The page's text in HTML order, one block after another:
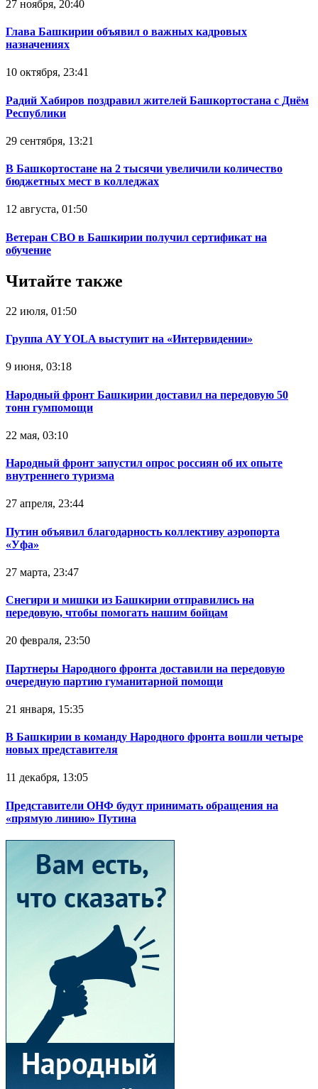
27 ноября, 20:40
Глава Башкирии объявил о важных кадровых
назначениях
10 октября, 23:41
Радий Хабиров поздравил жителей Башкортостана с Днём
Республики
29 сентября, 13:21
В Башкортостане на 2 тысячи увеличили количество
бюджетных мест в колледжах
12 августа, 01:50
Ветеран СВО в Башкирии получил сертификат на
обучение
Читайте также
22 июля, 01:50
Группа AY YOLA выступит на «Интервидении»
9 июня, 03:18
Народный фронт Башкирии доставил на передовую 50
тонн гумпомощи
22 мая, 03:10
Народный фронт запустил опрос россиян об их опыте
внутреннего туризма
27 апреля, 23:44
Путин объявил благодарность коллективу аэропорта
«Уфа»
27 марта, 23:47
Снегири и мишки из Башкирии отправились на
передовую, чтобы помогать нашим бойцам
20 февраля, 23:50
Партнеры Народного фронта доставили на передовую
очередную партию гуманитарной помощи
21 января, 15:35
В Башкирии в команду Народного фронта вошли четыре
новых представителя
11 декабря, 13:05
Представители ОНФ будут принимать обращения на
«прямую линию» Путина